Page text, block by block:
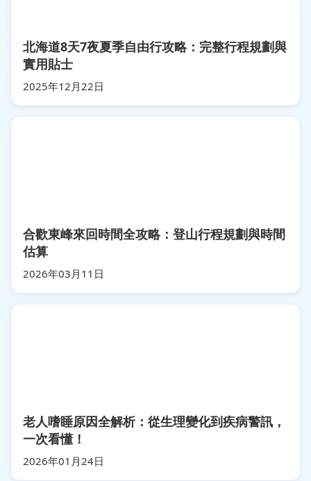
北海道8天7夜夏季自由行攻略：完整行程規劃與
實用貼士
2025年12月22日
合歡東峰來回時間全攻略：登山行程規劃與時間
估算
2026年03月11日
老人嗜睡原因全解析：從生理變化到疾病警訊，
一次看懂！
2026年01月24日